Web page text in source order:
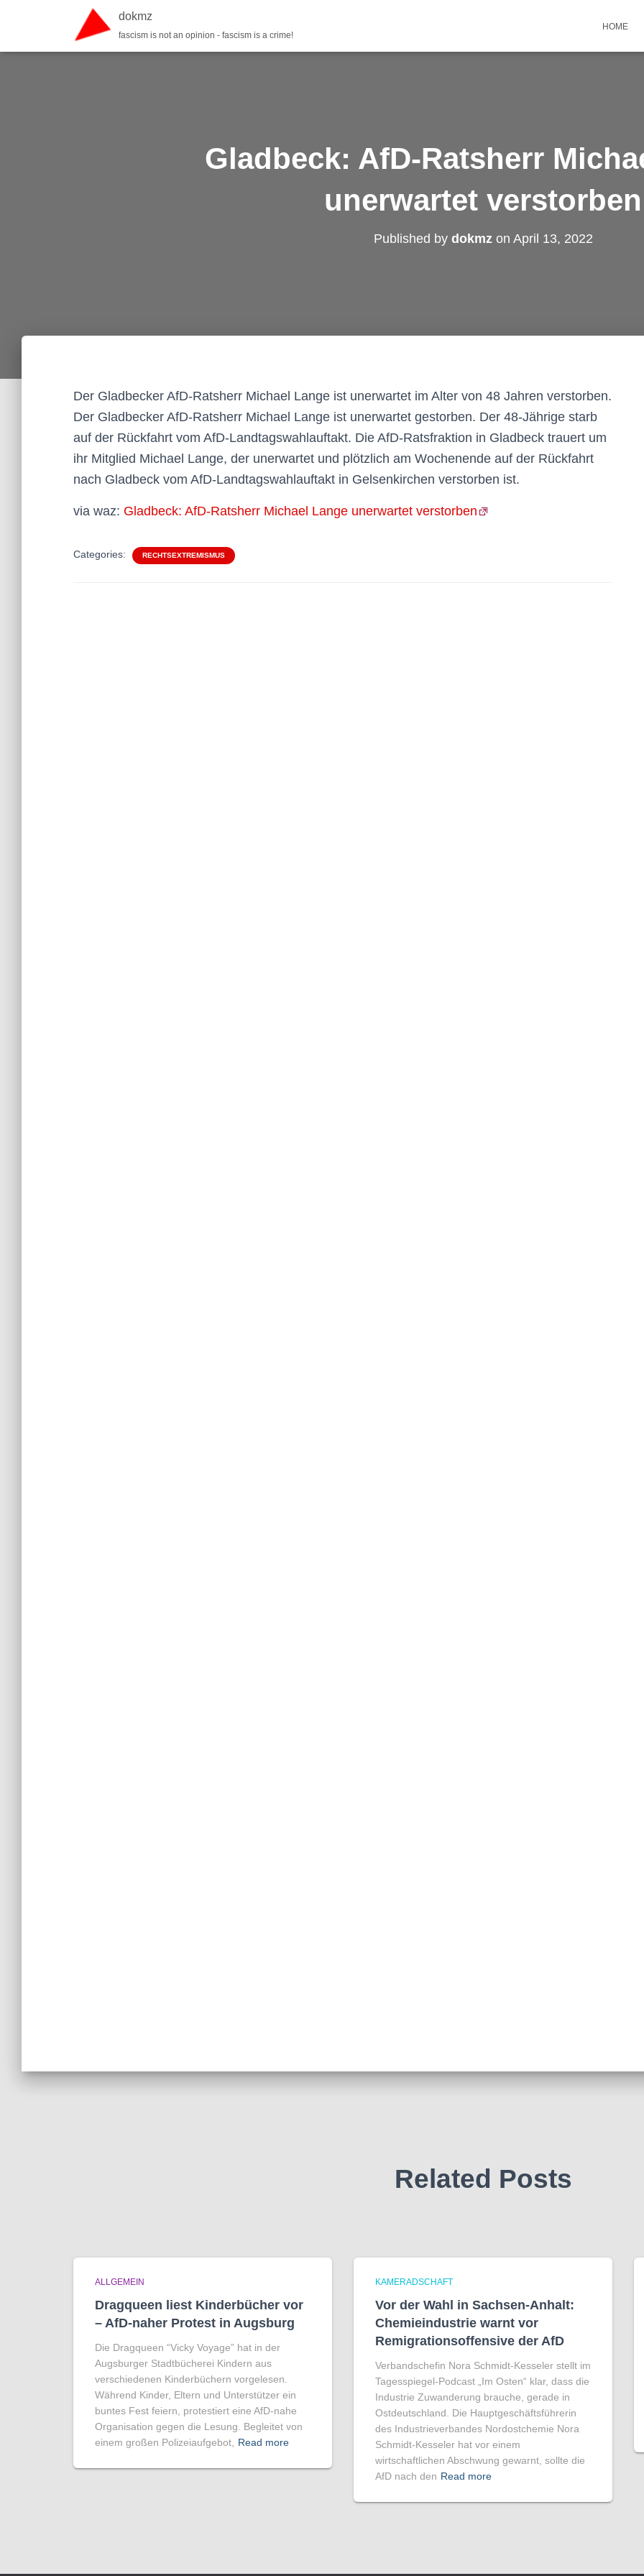
dokmz
fascism is not an opinion - fascism is a crime!
HOME
Gladbeck: AfD-Ratsherr
unerwartet verstorben
Published by dokmzon April 13, 2022
Der Gladbecker AfD-Ratsherr Michael Lange ist unerwartet im Alter von 48 Jahren verstorben.
Der Gladbecker AfD-Ratsherr Michael Lange ist unerwartet gestorben. Der 48-Jährige starb
auf der Rückfahrt vom AfD-Landtagswahlauftakt. Die AfD-Ratsfraktion in Gladbeck trauert um
ihr Mitglied Michael Lange, der unerwartet und plötzlich am Wochenende auf der Rückfahrt
nach Gladbeck vom AfD-Landtagswahlauftakt in Gelsenkirchen verstorben ist.
via waz: Gladbeck: AfD-Ratsherr Michael Lange unerwartet verstorben
Categories: RECHTSEXTREMISMUS
Related Posts
ALLGEMEIN
Dragqueen liest Kinderbücher vor
– AfD-naher Protest in Augsburg
Die Dragqueen “Vicky Voyage” hat in der
Augsburger Stadtbücherei Kindern aus
verschiedenen Kinderbüchern vorgelesen.
Während Kinder, Eltern und Unterstützer ein
buntes Fest feiern, protestiert eine AfD-nahe
Organisation gegen die Lesung. Begleitet von
einem großen Polizeiaufgebot, Read more
KAMERADSCHAFT
Vor der Wahl in Sachsen-Anhalt:
Chemieindustrie warnt vor
Remigrationsoffensive der AfD
Verbandschefin Nora Schmidt-Kesseler stellt im
Tagesspiegel-Podcast „Im Osten“ klar, dass die
Industrie Zuwanderung brauche, gerade in
Ostdeutschland. Die Hauptgeschäftsführerin
des Industrieverbandes Nordostchemie Nora
Schmidt-Kesseler hat vor einem
wirtschaftlichen Abschwung gewarnt, sollte die
AfD nach den Read more